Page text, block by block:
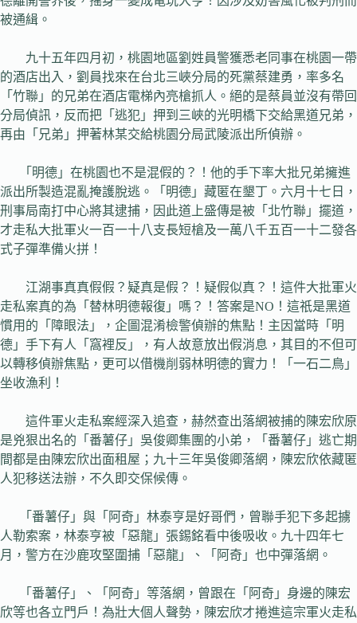
被通緝。
九十五年四月初，桃園地區劉姓員警獲悉老同事在桃園一帶
的酒店出入，劉員找來在台北三峽分局的死黨蔡建勇，率多名
「竹聯」的兄弟在酒店電梯內亮槍抓人。絕的是蔡員並沒有帶回
分局偵訊，反而把「逃犯」押到三峽的光明橋下交給黑道兄弟，
再由「兄弟」押著林某交給桃園分局武陵派出所偵辦。
「明德」在桃園也不是混假的？！他的手下率大批兄弟擁進
派出所製造混亂掩護脫逃。「明德」藏匿在墾丁。六月十七日，
刑事局南打中心將其逮捕，因此道上盛傳是被「北竹聯」擺道，
才走私大批軍火一百一十八支長短槍及一萬八千五百一十二發各
式子彈準備火拼！
江湖事真真假假？疑真是假？！疑假似真？！這件大批軍火
走私案真的為「替林明德報復」嗎？！答案是NO！這祇是黑道
慣用的「障眼法」，企圖混淆檢警偵辦的焦點！主因當時「明
德」手下有人「窩裡反」，有人故意放出假消息，其目的不但可
以轉移偵辦焦點，更可以借機削弱林明德的實力！「一石二鳥」
坐收漁利！
這件軍火走私案經深入追查，赫然查出落網被捕的陳宏欣原
是兇狠出名的「番薯仔」吳俊卿集團的小弟，「番薯仔」逃亡期
間都是由陳宏欣出面租屋；九十三年吳俊卿落網，陳宏欣依藏匿
人犯移送法辦，不久即交保候傳。
「番薯仔」與「阿奇」林泰亨是好哥們，曾聯手犯下多起擄
人勒索案，林泰亨被「惡龍」張錫銘看中後吸收。九十四年七
月，警方在沙鹿攻堅圍捕「惡龍」、「阿奇」也中彈落網。
「番薯仔」、「阿奇」等落網，曾跟在「阿奇」身邊的陳宏
欣等也各立門戶！為壯大個人聲勢，陳宏欣才捲進這宗軍火走私